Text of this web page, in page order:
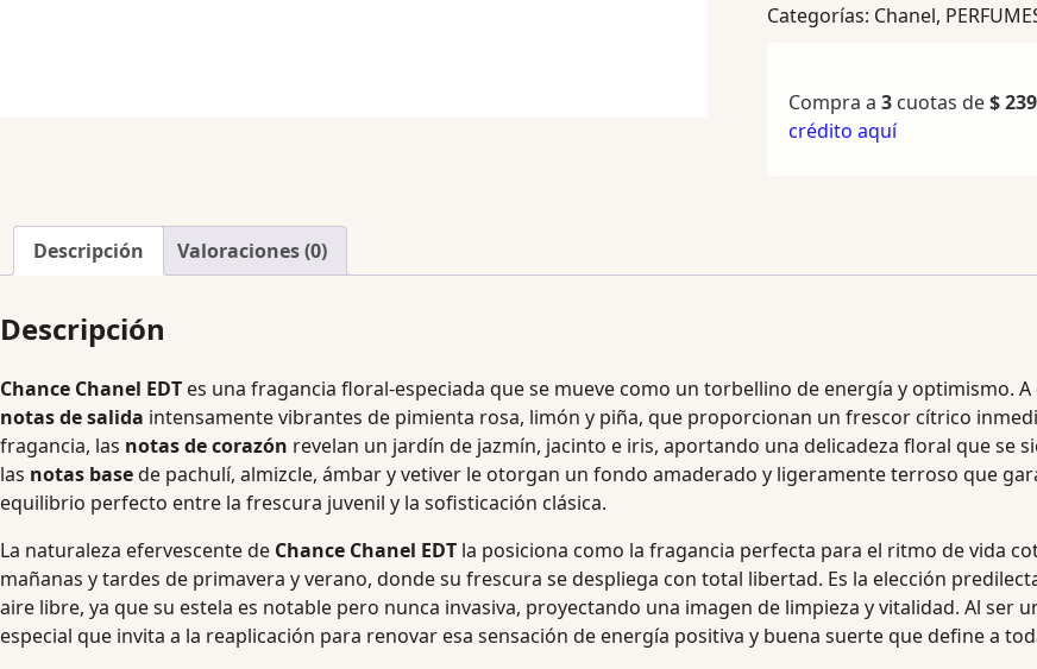
Categorías: Chanel,
Compra a 3cuotas de$
crédito aquí
Descripción Valoraciones (0)
Descripción
Chance Chanel EDT es una fragancia floral-especiada que se mueve como un torbellino de energía y optimismo.
notas de salida intensamente vibrantes de pimienta rosa, limón y piña, que proporcionan un frescor cítrico
fragancia, las notas de corazón revelan un jardín de jazmín, jacinto e iris, aportando una delicadeza floral que se
las notas basede pachulí, almizcle, ámbar y vetiver le otorgan un fondo amaderado y ligeramente terroso que
equilibrio perfecto entre la frescura juvenil y la sofisticación clásica.
La naturaleza efervescente de Chance Chanel EDT la posiciona como la fragancia perfecta para el ritmo de vida
mañanas y tardes de primavera y verano, donde su frescura se despliega con total libertad. Es la elección
aire libre, ya que su estela es notable pero nunca invasiva, proyectando una imagen de limpieza y vitalidad. Al ser
especial que invita a la reaplicación para renovar esa sensación de energía positiva y buena suerte que define a